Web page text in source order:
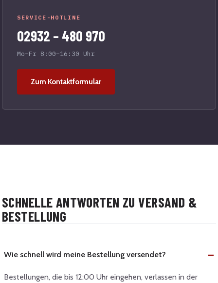
SERVICE-HOTLINE
02932 – 480 970
Mo–Fr 8:00–16:30 Uhr
Zum Kontaktformular
SCHNELLE ANTWORTEN ZU VERSAND &
BESTELLUNG
Wie schnell wird meine Bestellung versendet?
Bestellungen, die bis 12:00 Uhr eingehen, verlassen in der